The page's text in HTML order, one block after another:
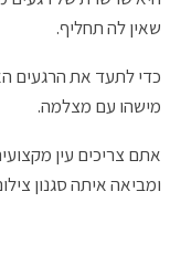
שאין לה תחליף.
כדי לתעד את הרגעים
מישהו עם מצלמה.
אתם צריכים עין
ומביאה איתה סגנון